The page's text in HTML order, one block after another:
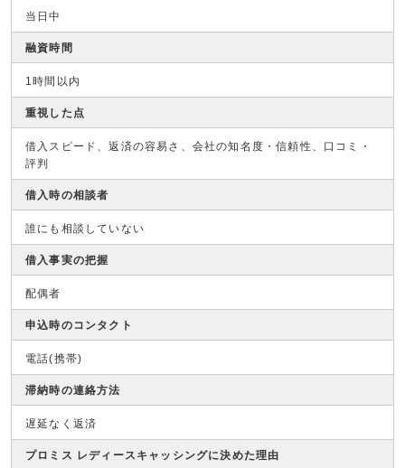
当日中
融資時間
1時間以内
重視した点
借入スピード、返済の容易さ、会社の知名度・信頼性、口コミ・
評判
借入時の相談者
誰にも相談していない
借入事実の把握
配偶者
申込時のコンタクト
電話(携帯)
滞納時の連絡方法
遅延なく返済
プロミス レディースキャッシングに決めた理由